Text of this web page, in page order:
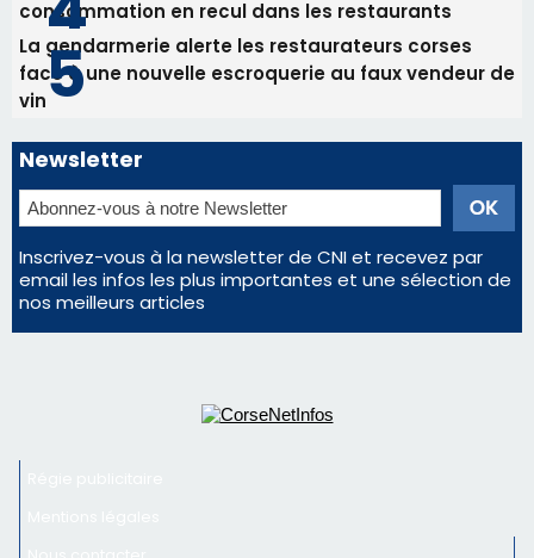
consommation en recul dans les restaurants
La gendarmerie alerte les restaurateurs corses
face à une nouvelle escroquerie au faux vendeur de
vin
Newsletter
Inscrivez-vous à la newsletter de CNI et recevez par
email les infos les plus importantes et une sélection de
nos meilleurs articles